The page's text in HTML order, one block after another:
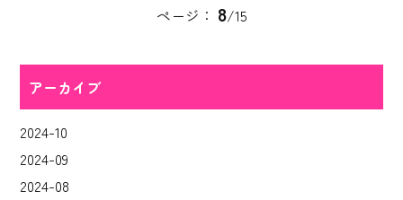
ページ： 8/15
アーカイブ
2024-10
2024-09
2024-08